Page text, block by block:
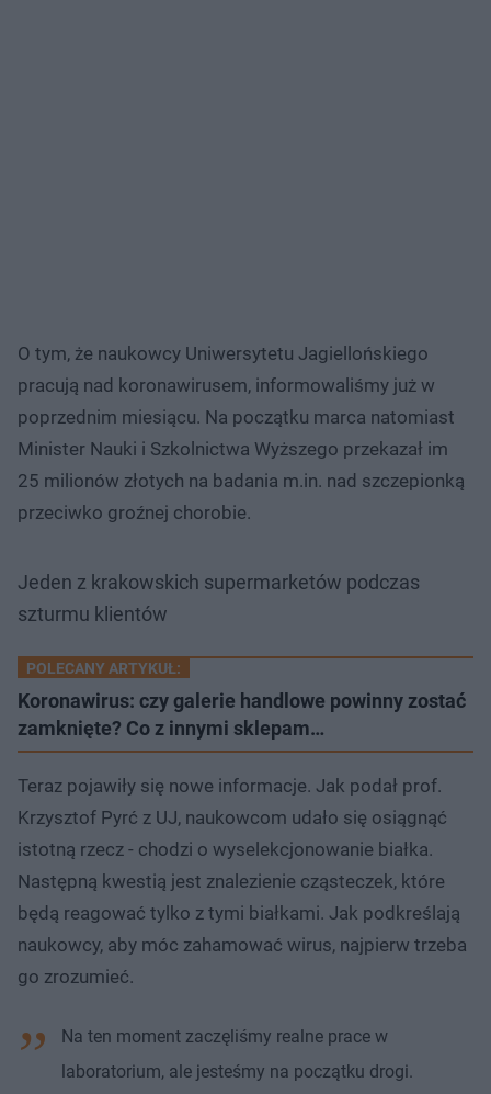
O tym, że naukowcy Uniwersytetu Jagiellońskiego
pracują nad koronawirusem, informowaliśmy już w
poprzednim miesiącu. Na początku marca natomiast
Minister Nauki i Szkolnictwa Wyższego przekazał im
25 milionów złotych na badania m.in. nad szczepionką
przeciwko groźnej chorobie.
Jeden z krakowskich supermarketów podczas
szturmu klientów
POLECANY ARTYKUŁ:
Koronawirus: czy galerie handlowe powinny zostać
zamknięte? Co z innymi sklepam…
Teraz pojawiły się nowe informacje. Jak podał prof.
Krzysztof Pyrć z UJ, naukowcom udało się osiągnąć
istotną rzecz - chodzi o wyselekcjonowanie białka.
Następną kwestią jest znalezienie cząsteczek, które
będą reagować tylko z tymi białkami. Jak podkreślają
naukowcy, aby móc zahamować wirus, najpierw trzeba
go zrozumieć.
Na ten moment zaczęliśmy realne prace w
laboratorium, ale jesteśmy na początku drogi.